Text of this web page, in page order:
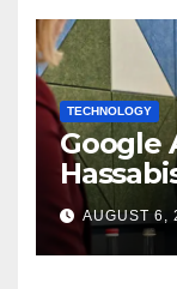
TECHNOLOGY
Google
chief
shakeup
AUGUST 6,